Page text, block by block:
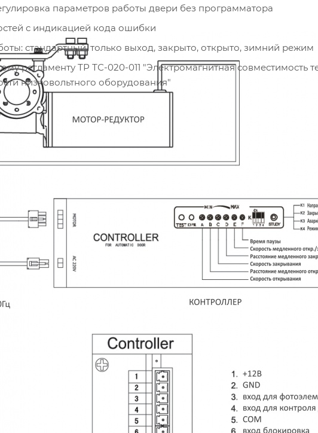
параметров работы двери без программатора
с индикацией кода ошибки
стандартный, только выход, закрыто, открыто, зимний режим
регламенту ТР ТС-020-011 "Электромагнитная совместимость
низковольтного оборудования"